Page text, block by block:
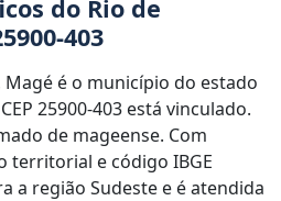
do Rio de
403
Magé é o município do estado
25900-403 está vinculado.
de mageense. Com
territorial e código IBGE
a região Sudeste e é atendida